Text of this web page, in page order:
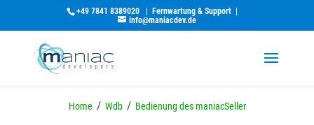
+49 7841 8389020 Fernwartung & Support
info@maniacdev.de
Home / Wdb / Bedienung des maniacSeller